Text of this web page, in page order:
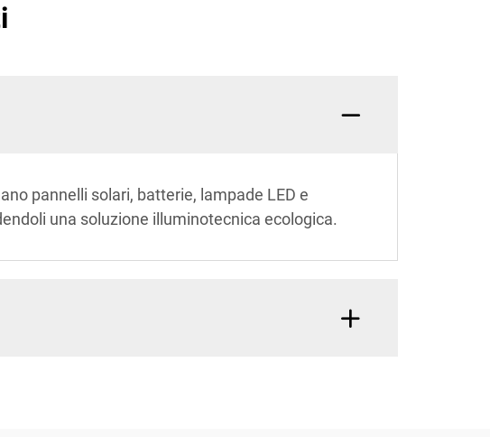
pannelli solari, batterie, lampade LED e
una soluzione illuminotecnica ecologica.